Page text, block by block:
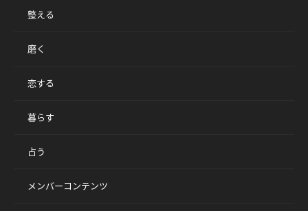
整える
磨く
恋する
暮らす
占う
メンバーコンテンツ